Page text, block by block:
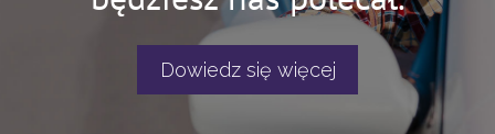
Dowiedz się więcej